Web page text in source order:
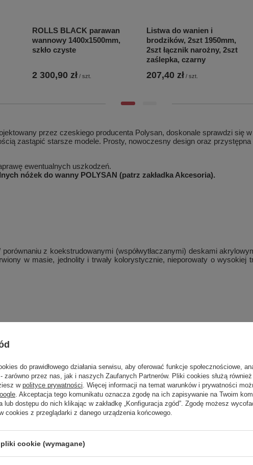
ROLLS BLACK parawan
wannowy 1400x1500mm,
szkło czyste
2 300,90 zł / szt.
Listwa do wanien i
brodzików, 2szt 1950mm,
2szt łącznik narożny, 2szt
zaślepka, czarny
207,40 zł / szt.
przez czeskiego producenta Polysan, doskonale sprawdzi się
zastąpić starsze modele. Prosty, nowoczesny design oraz
ewentualnych uszkodzeń.
nóżek do wanny POLYSAN (patrz zakładka Akcesoria).
z koekstrudowanymi (współwytłaczanymi) deskami
w masie, jednolity i trwały kolorystycznie, nieporowaty o wysokiej
do prawidłowego działania serwisu, aby oferować funkcje społecznościowe,
zarówno przez nas, jak i naszych Zaufanych Partnerów. Pliki cookies służą
w polityce prywatności. Więcej informacji na temat warunków i prywatności
. Akceptacja tego komunikatu oznacza zgodę na ich zapisywanie na Twoim
lub dostępu do nich klikając w zakładkę „Konfiguracja zgód”. Zgodę możesz
cookies z przeglądarki z danego urządzenia końcowego.
cookie (wymagane)